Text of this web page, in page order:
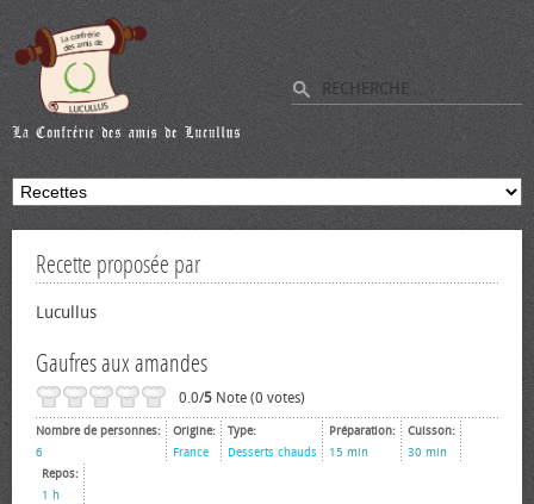
Recette proposée par
Lucullus
Gaufres aux amandes
0.0/5 Note (0 votes)
Nombre de personnes:
6
Origine:
France
Type:
Desserts chauds
Préparation:
15 min
Cuisson:
30 min
Repos:
1 h